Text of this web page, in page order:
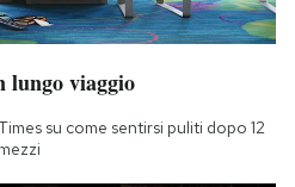
lungo viaggio
su come sentirsi puliti dopo 12